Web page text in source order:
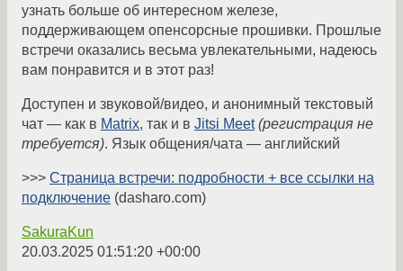
узнать больше об интересном железе,
поддерживающем опенсорсные прошивки. Прошлые
встречи оказались весьма увлекательными, надеюсь
вам понравится и в этот раз!
Доступен и звуковой/видео, и анонимный текстовый
чат — как в Matrix, так и в Jitsi Meet (регистрация не
требуется). Язык общения/чата — английский
>>> Страница встречи: подробности + все ссылки на
подключение (dasharo.com)
SakuraKun
20.03.2025 01:51:20 +00:00